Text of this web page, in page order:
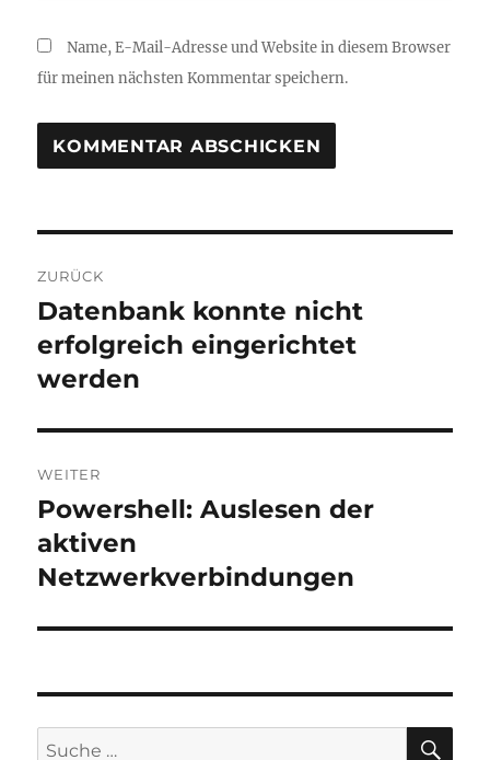
Name, E-Mail-Adresse und Website in diesem Browser
für meinen nächsten Kommentar speichern.
ZURÜCK
Vorheriger
Beitrag:
Datenbank konnte nicht
erfolgreich eingerichtet
werden
WEITER
Nächster
Beitrag:
Powershell: Auslesen der
aktiven
Netzwerkverbindungen
Suche